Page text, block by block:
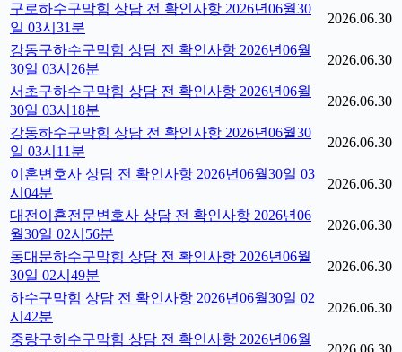
구로하수구막힘 상담 전 확인사항 2026년06월30
일 03시31분
2026.06.30
강동구하수구막힘 상담 전 확인사항 2026년06월
30일 03시26분
2026.06.30
서초구하수구막힘 상담 전 확인사항 2026년06월
30일 03시18분
2026.06.30
강동하수구막힘 상담 전 확인사항 2026년06월30
일 03시11분
2026.06.30
이혼변호사 상담 전 확인사항 2026년06월30일 03
시04분
2026.06.30
대전이혼전문변호사 상담 전 확인사항 2026년06
월30일 02시56분
2026.06.30
동대문하수구막힘 상담 전 확인사항 2026년06월
30일 02시49분
2026.06.30
하수구막힘 상담 전 확인사항 2026년06월30일 02
시42분
2026.06.30
중랑구하수구막힘 상담 전 확인사항 2026년06월
2026.06.30